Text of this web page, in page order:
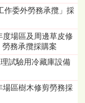
作委外勞務承攬」採
度場區及周邊草皮修
務承攬採購案
試驗用冷藏庫設備
場區樹木修剪勞務採